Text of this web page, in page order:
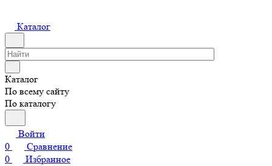
Каталог
Каталог
По всему сайту
По каталогу
Войти
0
Сравнение
0
Избранное